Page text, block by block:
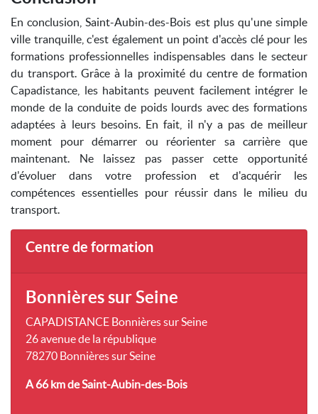
En conclusion, Saint-Aubin-des-Bois est plus qu'une simple
ville tranquille, c'est également un point d'accès clé pour les
formations professionnelles indispensables dans le secteur
du transport. Grâce à la proximité du centre de formation
Capadistance, les habitants peuvent facilement intégrer le
monde de la conduite de poids lourds avec des formations
adaptées à leurs besoins. En fait, il n'y a pas de meilleur
moment pour démarrer ou réorienter sa carrière que
maintenant. Ne laissez pas passer cette opportunité
d'évoluer dans votre profession et d'acquérir les
compétences essentielles pour réussir dans le milieu du
transport.
Centre de formation
Bonnières sur Seine
CAPADISTANCE Bonnières sur Seine
26 avenue de la république
78270 Bonnières sur Seine
A 66 kmde Saint-Aubin-des-Bois